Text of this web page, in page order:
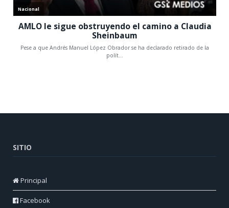
SITIO
Principal
Facebook